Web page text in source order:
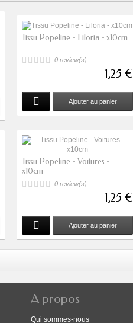
Tissu Popeline - Liloria - x10cm
0 review(s)
1,25 €
Ajouter au panier
Tissu Popeline - Voitures -
x10cm
0 review(s)
1,25 €
Ajouter au panier
A propos
Qui sommes-nous